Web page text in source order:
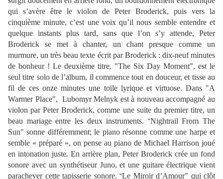
qui s’avère être le violon de Peter Broderick, puis vers la
cinquième minute, c’est une voix qu’il nous semble entendre et
quelque instants plus tard, sans que l’on s’y attende, Peter
Broderick se met à chanter, un chant presque comme un
murmure, un très beau texte écrit par Broderick : dix-neuf minutes
de bonheur ! Le deuxième titre, "The Six Day Moment", est le
seul titre solo de l’album, il commence tout en douceur, et tisse au
fil de ces onze minutes une toile lyrique et virtuose. Dans "A
Warmer Place", Lubomyr Melnyk est à nouveau accompagné au
violon par Peter Broderick, comme une suite du premier titre, un
beau mariage entre les deux instruments. "Nightrail From The
Sun" sonne différemment; le piano résonne comme une harpe et
semble « préparé », on pense au piano de Michael Harrison joué
en intonation juste. En arrière plan, Peter Broderick crée un fond
sonore avec un synthétiseur Juno, et une guitare électrique vient
parachever cette tapisserie sonore. "Le Miroir d’Amour" qui clôt